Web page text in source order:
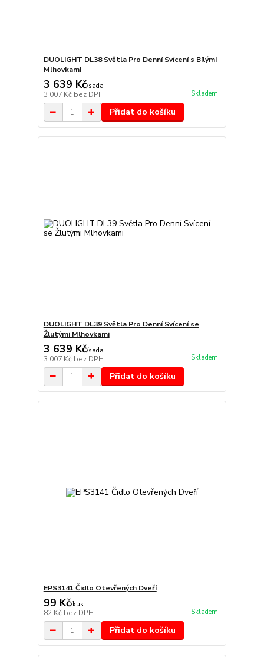
DUOLIGHT DL38 Světla Pro Denní Svícení s Bílými
Mlhovkami
3 639 Kč/sada
3 007 Kč bez DPH Skladem
Přidat do košíku
DUOLIGHT DL39 Světla Pro Denní Svícení se
Žlutými Mlhovkami
3 639 Kč/sada
3 007 Kč bez DPH Skladem
Přidat do košíku
EPS3141 Čidlo Otevřených Dveří
99 Kč/kus
82 Kč bez DPH Skladem
Přidat do košíku